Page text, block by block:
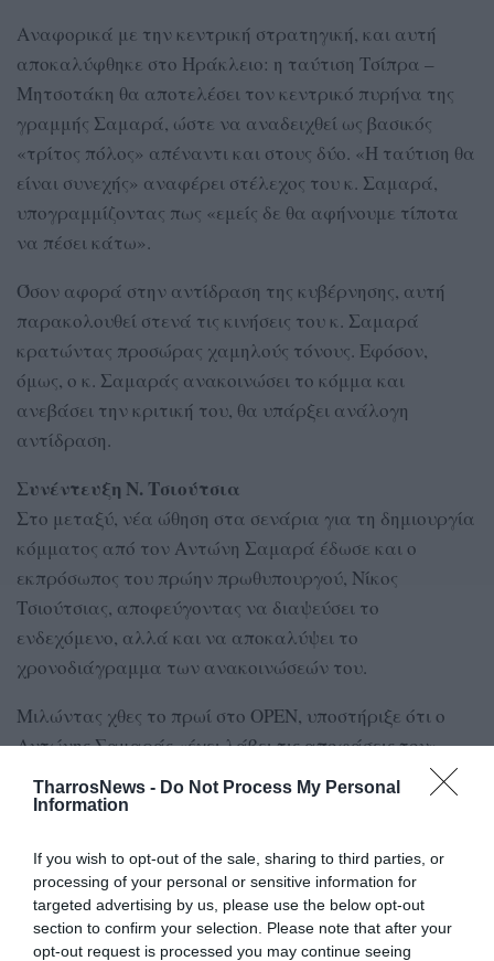
TharrosNews - Do Not Process My Personal
Information
If you wish to opt-out of the sale, sharing to third parties, or
processing of your personal or sensitive information for
targeted advertising by us, please use the below opt-out
section to confirm your selection. Please note that after your
opt-out request is processed you may continue seeing
Αναφορικά με την κεντρική στρατηγική, και αυτή
αποκαλύφθηκε στο Ηράκλειο: η ταύτιση Τσίπρα –
Μητσοτάκη θα αποτελέσει τον κεντρικό πυρήνα της
γραμμής Σαμαρά, ώστε να αναδειχθεί ως βασικός
«τρίτος πόλος» απέναντι και στους δύο. «Η ταύτιση θα
είναι συνεχής» αναφέρει στέλεχος του κ. Σαμαρά,
υπογραμμίζοντας πως «εμείς δε θα αφήνουμε τίποτα
να πέσει κάτω».
Όσον αφορά στην αντίδραση της κυβέρνησης, αυτή
παρακολουθεί στενά τις κινήσεις του κ. Σαμαρά
κρατώντας προσώρας χαμηλούς τόνους. Εφόσον,
όμως, ο κ. Σαμαράς ανακοινώσει το κόμμα και
ανεβάσει την κριτική του, θα υπάρξει ανάλογη
αντίδραση.
Συνέντευξη Ν. Τσιούτσια
Στο μεταξύ, νέα ώθηση στα σενάρια για τη δημιουργία
κόμματος από τον Αντώνη Σαμαρά έδωσε και ο
εκπρόσωπος του πρώην πρωθυπουργού, Νίκος
Τσιούτσιας, αποφεύγοντας να διαψεύσει το
ενδεχόμενο, αλλά και να αποκαλύψει το
χρονοδιάγραμμα των ανακοινώσεών του.
Μιλώντας χθες το πρωί στο OPEN, υποστήριξε ότι ο
Αντώνης Σαμαράς «έχει λάβει τις αποφάσεις του»,
ξεκαθαρίζοντας ωστόσο πως δε γνωρίζει πότε θα
ανοίξει τα χαρτιά του.
«Από τη στιγμή που λέει ο ίδιος ο Σαμαράς “επιτρέψτε
μου να πω εγώ πότε και όπως πρέπει τις αποφάσεις
μου”, θα ήταν τελείως άκομψο και ασεβές να τις πω
εγώ», ανέφερε χαρακτηριστικά ο Νίκος Τσιούτσιας,